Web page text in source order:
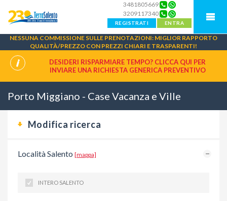
3481805669
3209117340
REGISTRATI ENTRA
NESSUNA COMMISSIONE SULLE PRENOTAZIONI: MIGLIOR RAPPORTO
QUALITÀ/PREZZO CON PREZZI CHIARI E TRASPARENTI!
DESIDERI RISPARMIARE TEMPO? CLICCA QUI PER
INVIARE UNA RICHIESTA GENERICA PREVENTIVO
Porto Miggiano - Case Vacanza e Ville
Modifica ricerca
Località Salento [mappa]
INTERO SALENTO